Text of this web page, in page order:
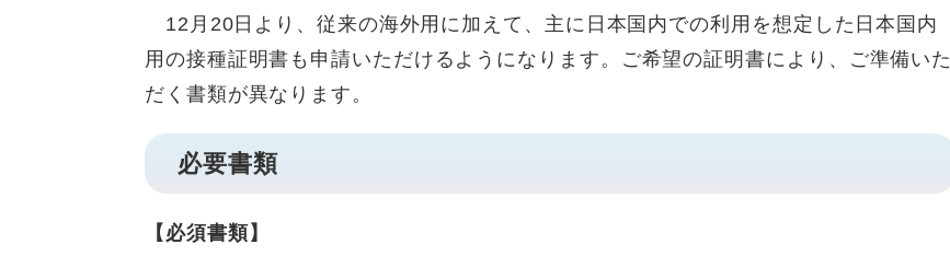
12月20日より、従来の海外用に加えて、主に日本国内での利用を想定した日本国内
用の接種証明書も申請いただけるようになります。ご希望の証明書により、ご準備いた
だく書類が異なります。
必要書類
【必須書類】